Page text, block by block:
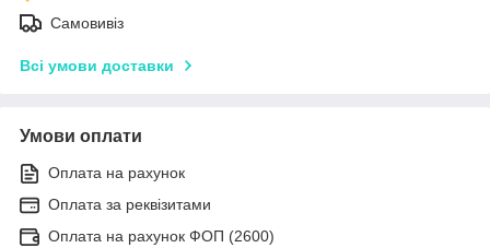
Самовивіз
Всі умови доставки
Умови оплати
Оплата на рахунок
Оплата за реквізитами
Оплата на рахунок ФОП (2600)